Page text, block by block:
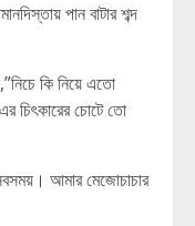
পান বাটার শব্দ
কি নিয়ে এতো
চিৎকারের চোটে তো
আমার মেজোচাচার